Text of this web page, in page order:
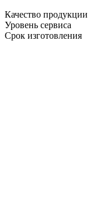
Качество продукции
Уровень сервиса
Срок изготовления